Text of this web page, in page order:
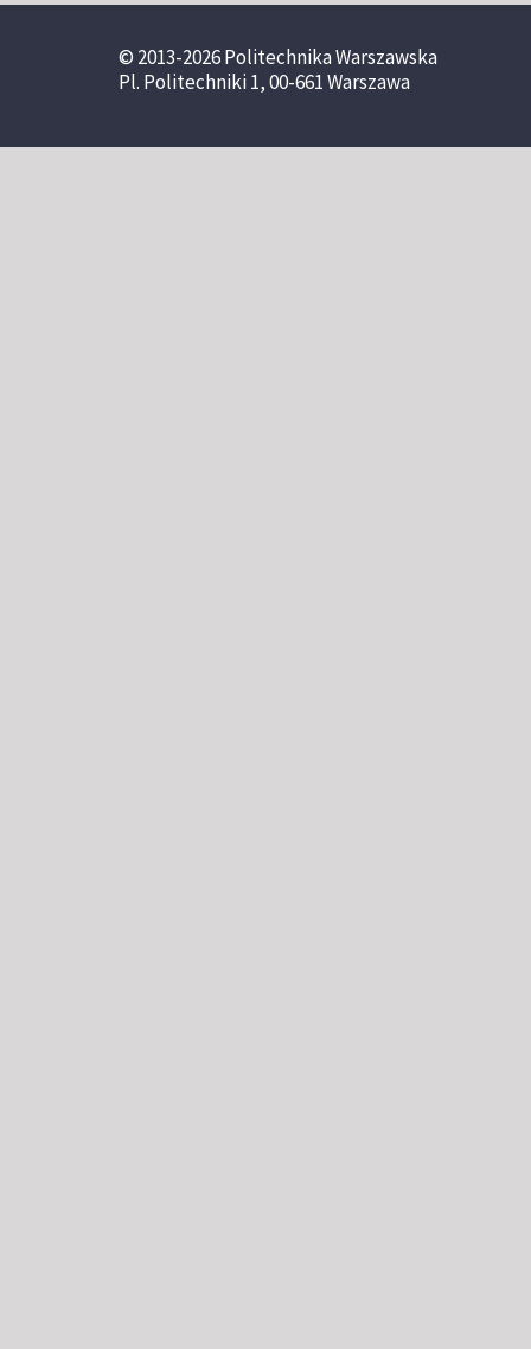
© 2013-2026 Politechnika Warszawska
Pl. Politechniki 1, 00-661 Warszawa